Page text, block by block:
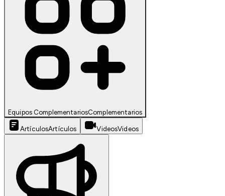
Equipos ComplementariosComplementarios
ArtículosArtículos VideosVideos